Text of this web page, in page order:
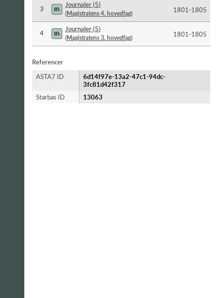
3
Journaler(5)
(Magistratens 4. hovedfag) 1801-​1805
4
Journaler(5)
(Magistratens 3. hovedfag) 1801-​1805
Referencer
ASTA7 ID
6d14f97e-13a2-47c1-94dc-
3fc81d42f317
Starbas ID
13063